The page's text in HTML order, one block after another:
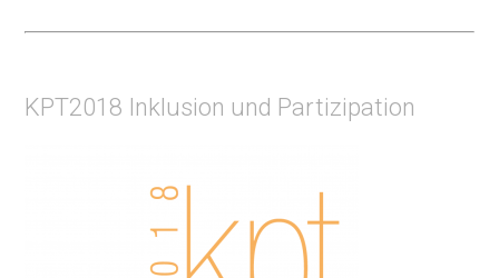
KPT2018 Inklusion und Partizipation